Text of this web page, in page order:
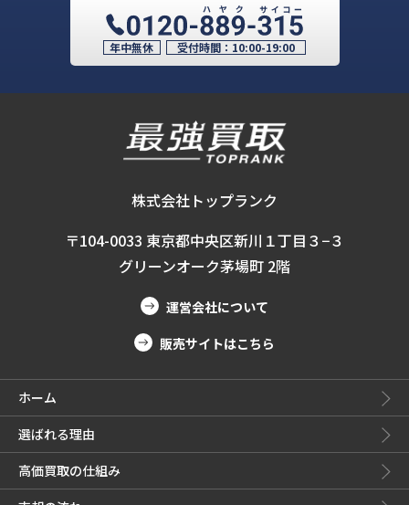
年中無休 受付時間： 10:00-19:00
株式会社トップランク
〒104-0033 東京都中央区新川１丁目３−３
グリーンオーク茅場町 2階
運営会社について
販売サイトはこちら
ホーム
選ばれる理由
高価買取の仕組み